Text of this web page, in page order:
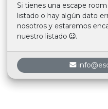
Si tienes una escape
listado o hay algún dato
nosotros y estaremos
nuestro listado
.